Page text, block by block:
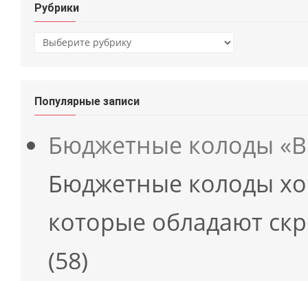
Рубрики
Рубрики
Популярные записи
Бюджетные колоды
Бюджетные колоды
которые обладают
(58)